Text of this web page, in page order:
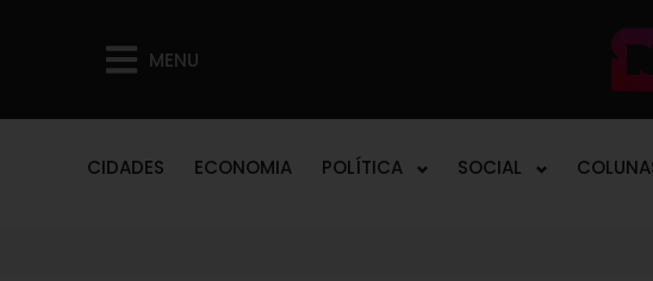
MENU
CIDADES ECONOMIA POLÍTICA SOCIAL